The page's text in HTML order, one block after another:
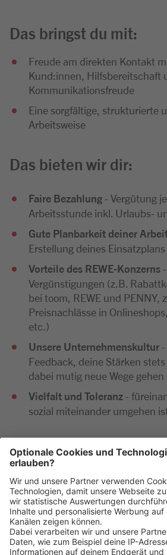
Das bringst du mit:
Freude am direkten Kontakt
Kund:innen, Hilfsbereitschaft
Kommunikationsfreude
Eine sorgfältige, strukturierte
Arbeitsweise
Das bieten wir dir:
Faire Bezahlung - Vergütung
Arbeitsstunde inkl. Urlaubs-
Gute Planbarkeit deiner
Erstellung deines Einsatzplans
Vorteile des REWE-Konzerns
Vergünstigungen (z.B.
bei toom, REWE und PENNY,
Preisnachlässe in
etc.)
Unsere Unternehmenskultur
Feedback, deine Stärken
dabei mutig neue Wege gehen
Vielfalt und Toleranz -
sozial miteinander umgehen
diese ausschließlich digital ein. Im
Bewerbung kommen wir zeitnah
telefonisch auf dich zu.